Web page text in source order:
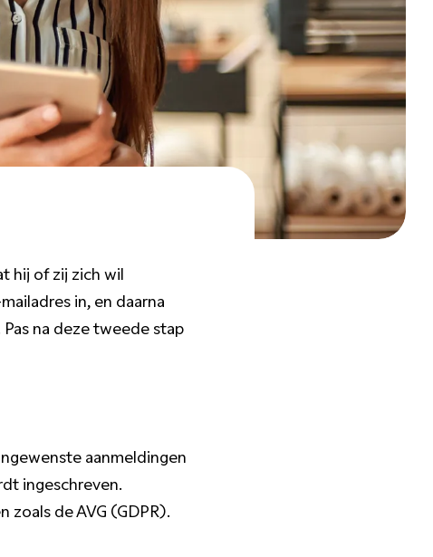
hij of zij zich wil
in, en daarna
na deze tweede stap
aanmeldingen
ingeschreven.
de AVG (GDPR).